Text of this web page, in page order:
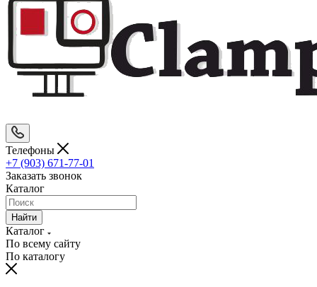
Телефоны
+7 (903) 671-77-01
Заказать звонок
Каталог
Найти
Каталог
По всему сайту
По каталогу